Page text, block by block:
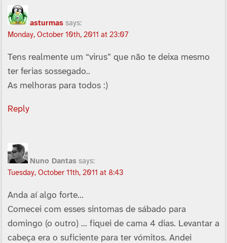
asturmas says:
Monday, October 10th, 2011 at 23:07
Tens realmente um “virus” que não te deixa mesmo
ter ferias sossegado..
As melhoras para todos :)
Reply
Nuno Dantas says:
Tuesday, October 11th, 2011 at 8:43
Anda aí­ algo forte…
Comecei com esses sintomas de sábado para
domingo (o outro) … fiquei de cama 4 dias. Levantar a
cabeça era o suficiente para ter vómitos. Andei